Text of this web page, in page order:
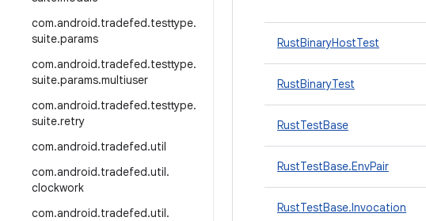
com.android.tradefed.testtype.
suite.params
com.android.tradefed.testtype.
suite.params.multiuser
com.android.tradefed.testtype.
suite.retry
com.android.tradefed.util
com.android.tradefed.util.
clockwork
com.android.tradefed.util.
RustBinaryHostTest
RustBinaryTest
RustTestBase
RustTestBase.EnvPair
RustTestBase.Invocation